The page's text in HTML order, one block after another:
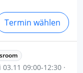
Termin wählen
09:00-12:30 ·